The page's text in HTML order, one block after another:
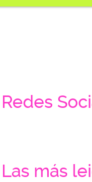
Redes
Las más